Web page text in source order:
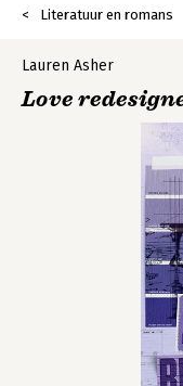
Literatuur en romans
Lauren Asher
Love